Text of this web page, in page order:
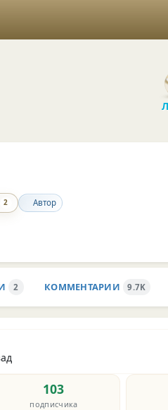
2 Автор
2 КОММЕНТАРИИ 9.7K
103
подписчика